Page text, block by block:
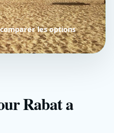
les options
Rabat a